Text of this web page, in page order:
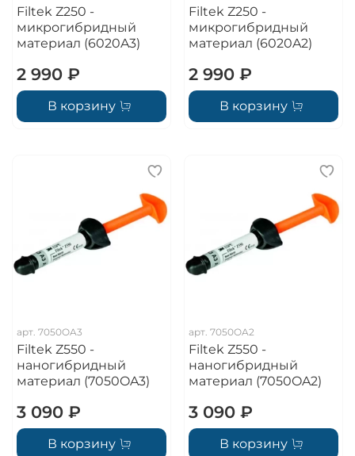
Filtek Z250 -
микрогибридный
материал (6020A3)
2 990 ₽
В корзину
Filtek Z250 -
микрогибридный
материал (6020A2)
2 990 ₽
В корзину
арт. 7050OA3
Filtek Z550 -
наногибридный
материал (7050OA3)
3 090 ₽
В корзину
арт. 7050OA2
Filtek Z550 -
наногибридный
материал (7050OA2)
3 090 ₽
В корзину